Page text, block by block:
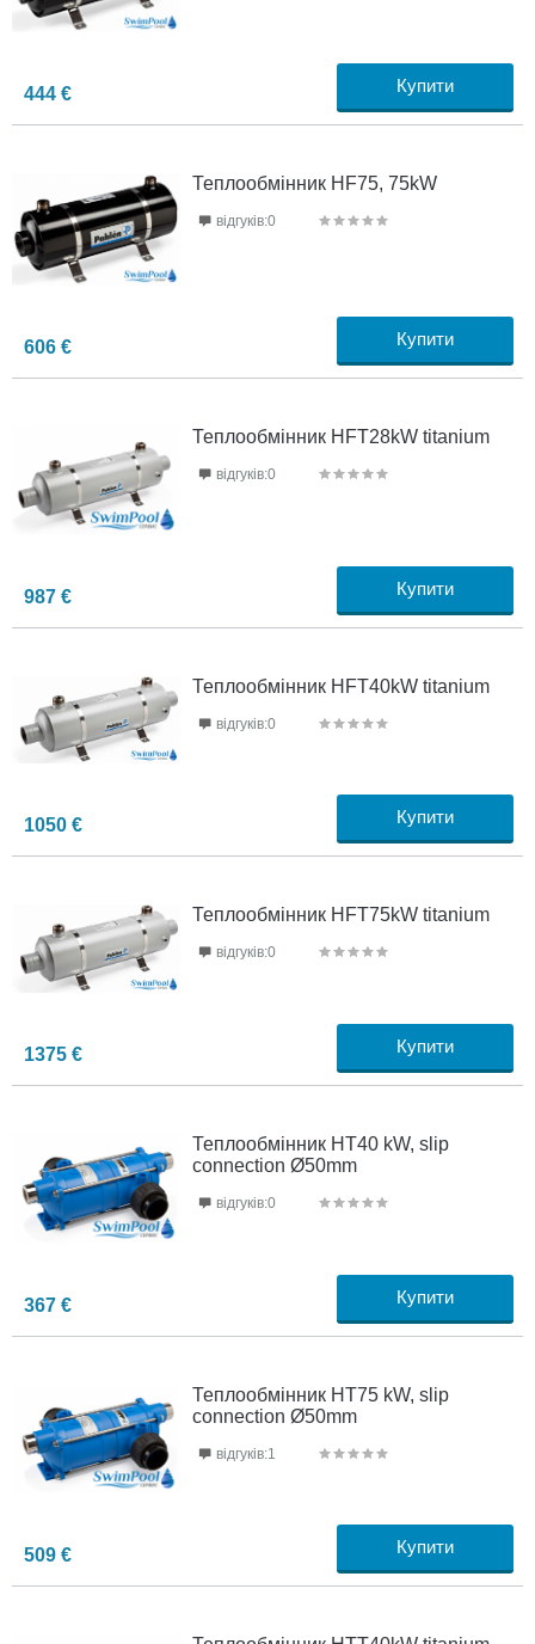
444 € Купити
Теплообмінник HF75, 75kW
606 € Купити
відгуків:0
Теплообмінник HFT28kW titanium
987 € Купити
відгуків:0
Теплообмінник HFT40kW titanium
1050 € Купити
відгуків:0
Теплообмінник HFT75kW titanium
1375 € Купити
відгуків:0
Теплообмінник HT40 kW, slip
connection Ø50mm
367 € Купити
відгуків:0
Теплообмінник HT75 kW, slip
connection Ø50mm
509 € Купити
відгуків:1